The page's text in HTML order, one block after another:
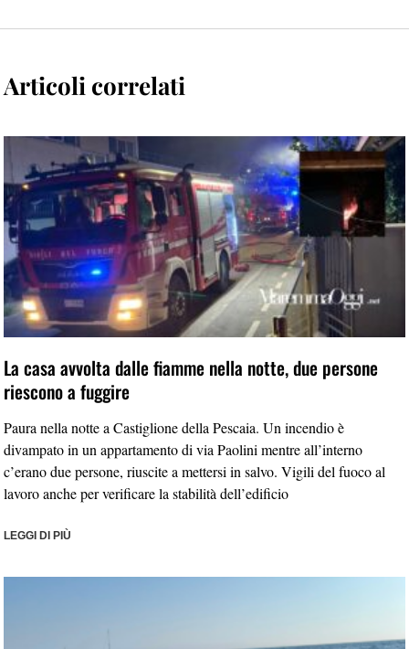
Articoli correlati
La casa avvolta dalle fiamme nella notte, due persone
riescono a fuggire
Paura nella notte a Castiglione della Pescaia. Un incendio è
divampato in un appartamento di via Paolini mentre all’interno
c’erano due persone, riuscite a mettersi in salvo. Vigili del fuoco al
lavoro anche per verificare la stabilità dell’edificio
LEGGI DI PIÙ